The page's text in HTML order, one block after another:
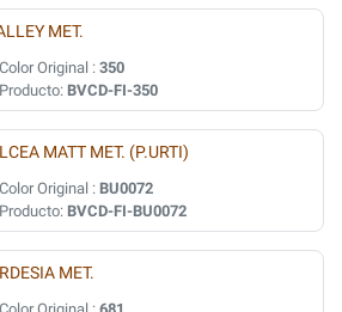
MET.
Original :350
BVCD-FI-350
MATT MET. (P.URTI)
Original : BU0072
BVCD-FI-BU0072
MET.